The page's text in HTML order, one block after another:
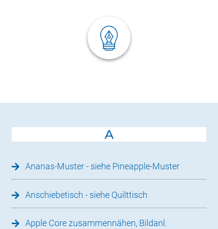
A
Ananas-Muster - siehe Pineapple-Muster
Anschiebetisch - siehe Quilttisch
Apple Core zusammennähen, Bildanl.